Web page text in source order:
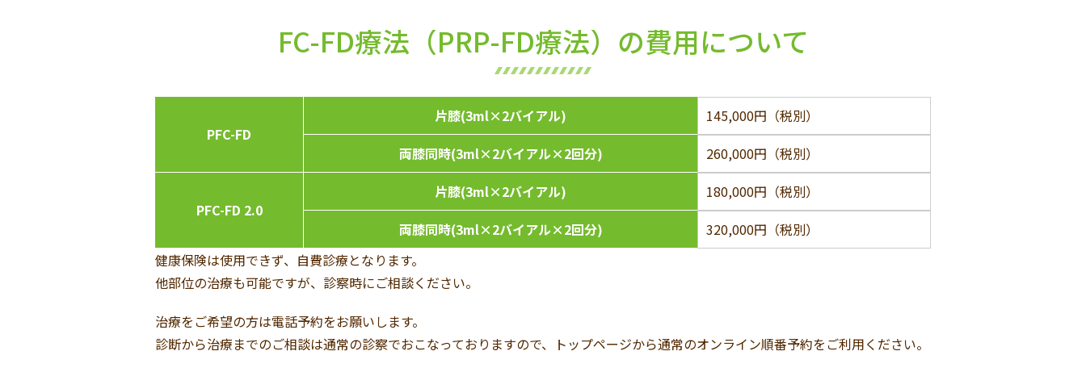
FC-FD療法（PRP-FD療法）の費用について
PFC-FD
片膝(3ml×2バイアル)
145,000円（税別）
両膝同時(3ml×2バイアル×2回分)
260,000円（税別）
PFC-FD 2.0
片膝(3ml×2バイアル)
180,000円（税別）
両膝同時(3ml×2バイアル×2回分)
320,000円（税別）
健康保険は使用できず、自費診療となります。
他部位の治療も可能ですが、診察時にご相談ください。
治療をご希望の方は電話予約をお願いします。
診断から治療までのご相談は通常の診察でおこなっておりますので、トップページから通常のオンライン順番予約をご利用ください。